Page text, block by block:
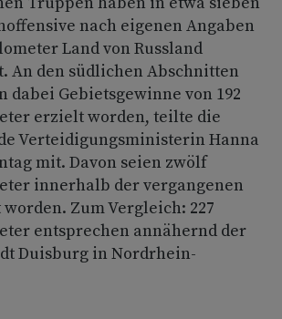
nach eigenen Angaben
Land von Russland
An den südlichen Abschnitten
dabei Gebietsgewinne von 192
erzielt worden, teilte die
Verteidigungsministerin Hanna
mit. Davon seien zwölf
innerhalb der vergangenen
Zum Vergleich: 227
entsprechen annähernd der
Duisburg in Nordrhein-